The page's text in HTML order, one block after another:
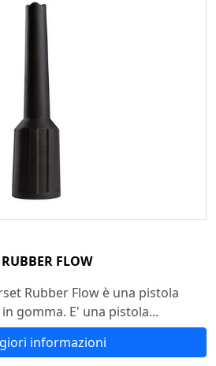
FLOW
Rubber Flow è una pistola
gomma. E' una pistola...
informazioni